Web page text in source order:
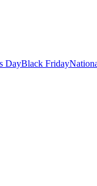
DayBlack Friday